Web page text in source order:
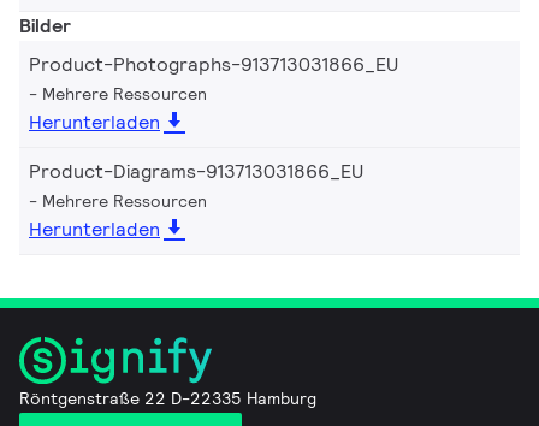
Bilder
Product-Photographs-913713031866_EU
Mehrere Ressourcen
Herunterladen
Product-Diagrams-913713031866_EU
Mehrere Ressourcen
Herunterladen
Röntgenstraße 22 D-22335 Hamburg